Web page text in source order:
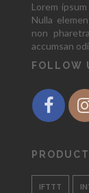
Lorem
Nulla
non
accumsan
FOLLOW
IFTTT